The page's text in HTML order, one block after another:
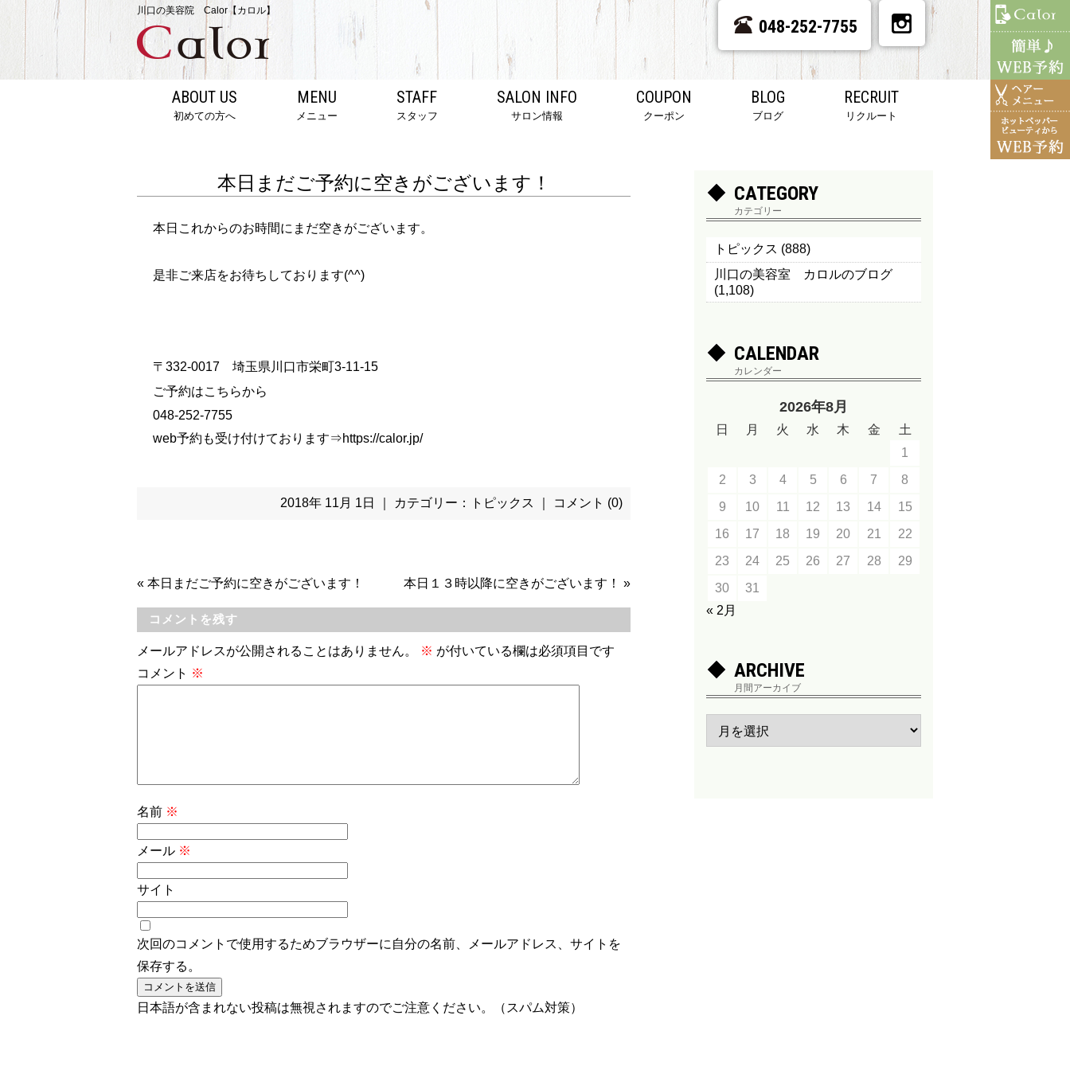
川口の美容院 Calor【カロル】
048-252-7755
ABOUT US
初めての方へ
MENU
メニュー
STAFF
スタッフ
SALON INFO
サロン情報
COUPON
クーポン
BLOG
ブログ
RECRUIT
リクルート
本日まだご予約に空きがございます！
本日これからのお時間にまだ空きがございます。
是非ご来店をお待ちしております(^^)
〒332-0017 埼玉県川口市栄町3-11-15
ご予約はこちらから
048-252-7755
web予約も受け付けております⇒https://calor.jp/
2018年 11月 1日 ｜ カテゴリー： トピックス コメント (0)
« 本日まだご予約に空きがございます！ 本日１３時以降に空きがございます！ »
コメントを残す
メールアドレスが公開されることはありません。 ※ が付いている欄は必須項目です
コメント ※
名前 ※
メール ※
サイト
次回のコメントで使用するためブラウザーに自分の名前、メールアドレス、サイトを
保存する。
日本語が含まれない投稿は無視されますのでご注意ください。（スパム対策）
CATEGORY
カテゴリー
トピックス (888)
川口の美容室 カロルのブログ
(1,108)
CALENDAR
カレンダー
2026年8月
日 月 火 水 木 金
土
1
2
3 4 5 6 7
8
9
10 11 12 13 14
15
16
17 18 19 20 21
22
23
24 25 26 27 28
29
30
31
« 2月
ARCHIVE
月間アーカイブ